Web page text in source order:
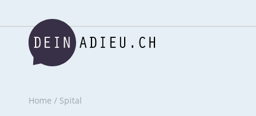
Home / Spital